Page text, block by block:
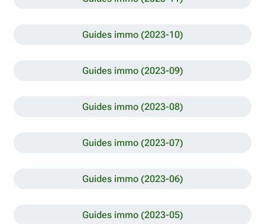
Guides immo (2023-10)
Guides immo (2023-09)
Guides immo (2023-08)
Guides immo (2023-07)
Guides immo (2023-06)
Guides immo (2023-05)